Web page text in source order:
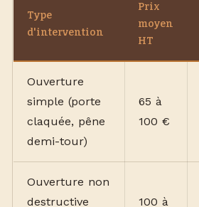
Type
d'intervention
Prix
moyen
HT
Ouverture
simple (porte
claquée, pêne
demi-tour)
65 à
100 €
Ouverture non
destructive
100 à